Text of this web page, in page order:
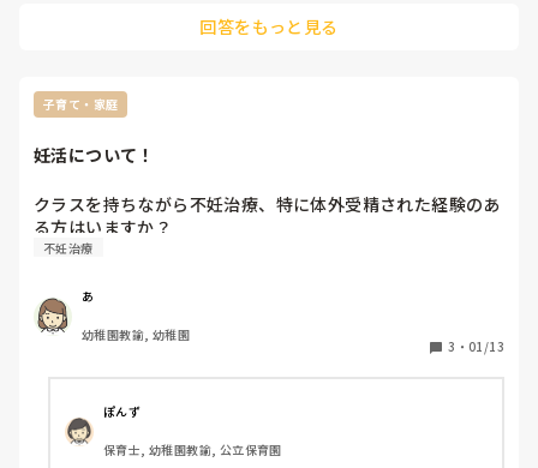
(^-^;
回答をもっと見る
子育て・家庭
妊活について！
クラスを持ちながら不妊治療、特に体外受精された経験のあ
る方はいますか？
不妊治療
あ
幼稚園教諭, 幼稚園
3 ・ 01/13
ぽんず
保育士, 幼稚園教諭, 公立保育園